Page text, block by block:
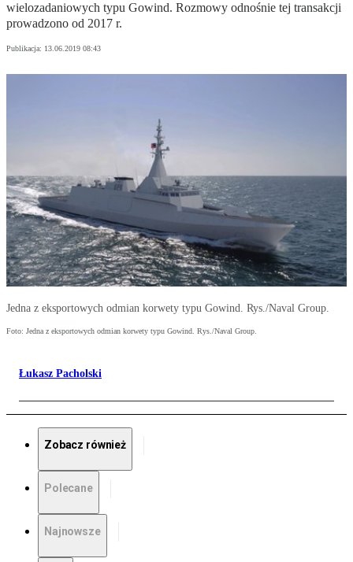
wielozadaniowych typu Gowind. Rozmowy odnośnie tej transakcji
prowadzono od 2017 r.
Publikacja: 13.06.2019 08:43
Jedna z eksportowych odmian korwety typu Gowind. Rys./Naval Group.
Foto: Jedna z eksportowych odmian korwety typu Gowind. Rys./Naval Group.
Łukasz Pacholski
Zobacz również
Polecane
Najnowsze